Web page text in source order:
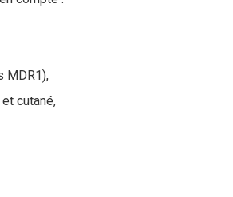
MDR1),
cutané,